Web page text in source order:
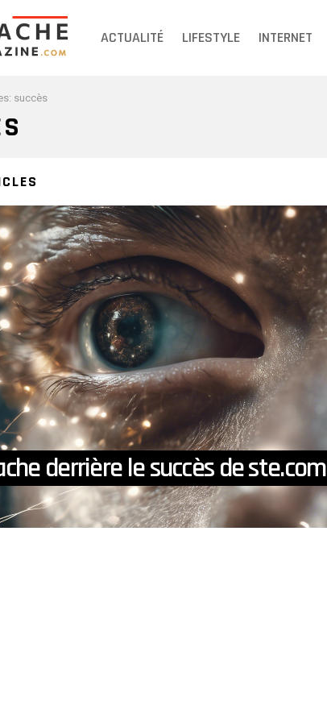
ACTUALITÉ LIFESTYLE INTERNET
succès
derrière le succès de ste.com